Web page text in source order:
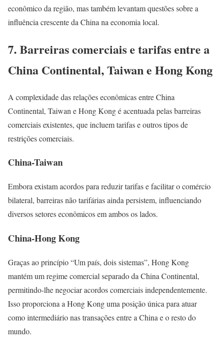
econômico da região, mas também levantam questões sobre a
influência crescente da China na economia local.
7. Barreiras comerciais e tarifas entre a
China Continental, Taiwan e Hong Kong
A complexidade das relações econômicas entre China
Continental, Taiwan e Hong Kong é acentuada pelas barreiras
comerciais existentes, que incluem tarifas e outros tipos de
restrições comerciais.
China-Taiwan
Embora existam acordos para reduzir tarifas e facilitar o comércio
bilateral, barreiras não tarifárias ainda persistem, influenciando
diversos setores econômicos em ambos os lados.
China-Hong Kong
Graças ao princípio “Um país, dois sistemas”, Hong Kong
mantém um regime comercial separado da China Continental,
permitindo-lhe negociar acordos comerciais independentemente.
Isso proporciona a Hong Kong uma posição única para atuar
como intermediário nas transações entre a China e o resto do
mundo.